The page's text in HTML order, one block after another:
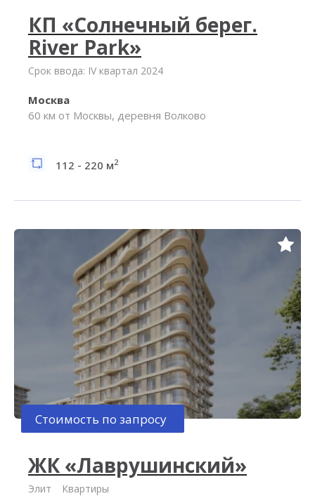
КП «Солнечный берег.
River Park»
Срок ввода: IV квартал 2024
Москва
60 км от Москвы, деревня Волково
112 - 220 м2
Стоимость по запросу
ЖК «Лаврушинский»
Элит
Квартиры